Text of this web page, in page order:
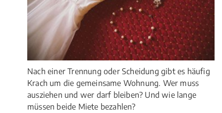
Nach einer Trennung oder Scheidung gibt es häufig
Krach um die gemeinsame Wohnung. Wer muss
ausziehen und wer darf bleiben? Und wie lange
müssen beide Miete bezahlen?